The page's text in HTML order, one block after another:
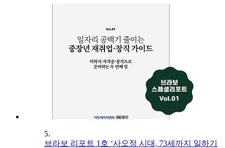
5.
브라보 리포트 1호 ‘사오정 시대, 73세까지 일하기